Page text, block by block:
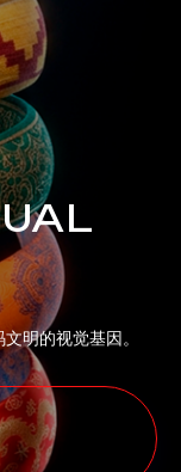
明的视觉基因。